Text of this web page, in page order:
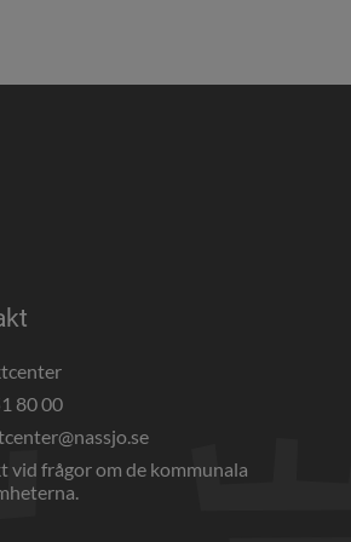
fönster.
80 00
vid frågor om de kommunala